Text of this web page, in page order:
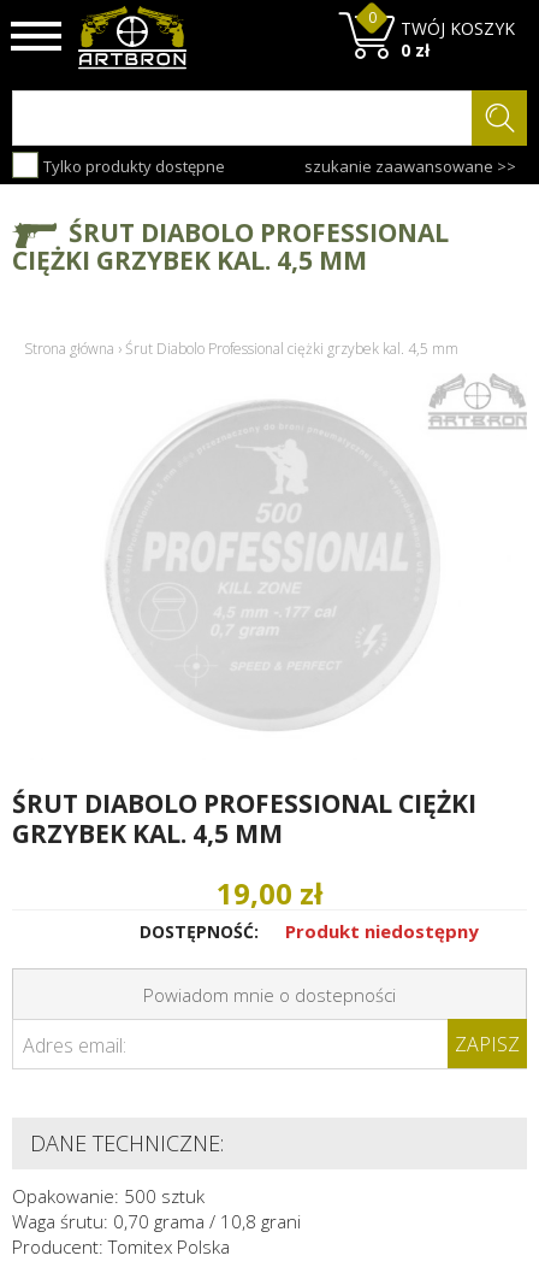
Tylko produkty dostępne szukanie zaawansowane >>
TWÓJ KOSZYK
0
0 zł
ŚRUT DIABOLO PROFESSIONAL
CIĘŻKI GRZYBEK KAL. 4,5 MM
Strona główna › Śrut Diabolo Professional ciężki grzybek kal. 4,5 mm
ŚRUT DIABOLO PROFESSIONAL CIĘŻKI
GRZYBEK KAL. 4,5 MM
19,00 zł
DOSTĘPNOŚĆ: Produkt niedostępny
Powiadom mnie o dostepności
Adres email: ZAPISZ
DANE TECHNICZNE:
Opakowanie: 500 sztuk
Waga śrutu: 0,70 grama / 10,8 grani
Producent: Tomitex Polska